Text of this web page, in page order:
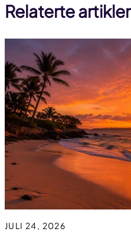
facebook
linkedin
Relaterte artikler
JULI 24, 2026